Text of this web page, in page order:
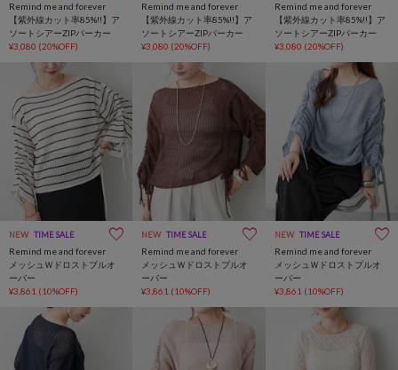
Remind me and forever
【紫外線カット率85%!!】ア
ソートシアーZIPパーカー
¥3,080 (20%OFF)
Remind me and forever
【紫外線カット率85%!!】ア
ソートシアーZIPパーカー
¥3,080 (20%OFF)
Remind me and forever
【紫外線カット率85%!!】ア
ソートシアーZIPパーカー
¥3,080 (20%OFF)
NEW TIME SALE
Remind me and forever
メッシュＷドロストプルオ
ーバー
¥3,861 (10%OFF)
NEW TIME SALE
Remind me and forever
メッシュＷドロストプルオ
ーバー
¥3,861 (10%OFF)
NEW TIME SALE
Remind me and forever
メッシュＷドロストプルオ
ーバー
¥3,861 (10%OFF)